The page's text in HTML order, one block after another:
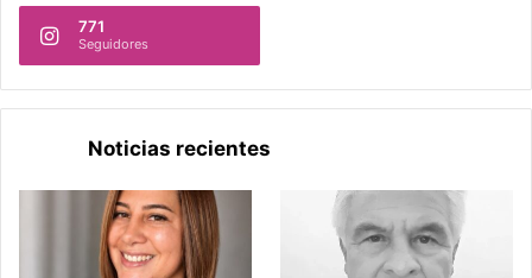
771
Seguidores
Noticias recientes